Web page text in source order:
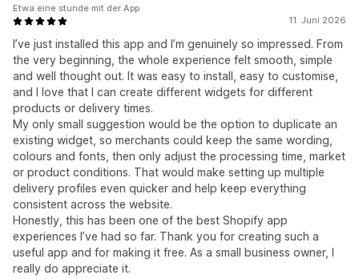
11. Juni 2026
I’ve just installed this app and I’m genuinely so impressed. From
the very beginning, the whole experience felt smooth, simple
and well thought out. It was easy to install, easy to customise,
and I love that I can create different widgets for different
products or delivery times.
My only small suggestion would be the option to duplicate an
existing widget, so merchants could keep the same wording,
colours and fonts, then only adjust the processing time, market
or product conditions. That would make setting up multiple
delivery profiles even quicker and help keep everything
consistent across the website.
Honestly, this has been one of the best Shopify app
experiences I’ve had so far. Thank you for creating such a
useful app and for making it free. As a small business owner, I
really do appreciate it.
Etwa eine stunde mit der App